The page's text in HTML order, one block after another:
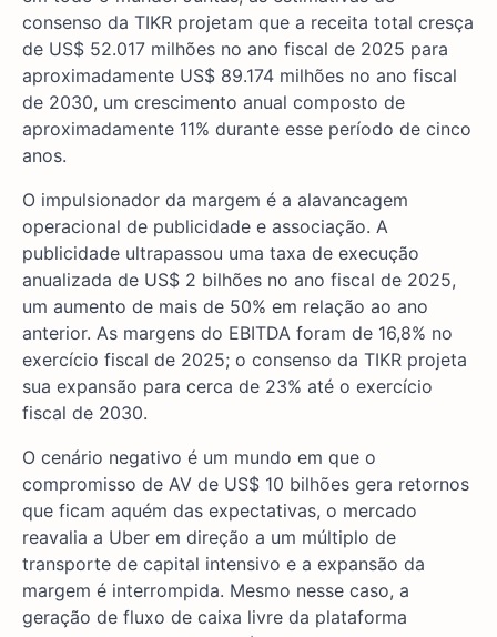
consenso da TIKR projetam que a receita total cresça
de US$ 52.017 milhões no ano fiscal de 2025 para
aproximadamente US$ 89.174 milhões no ano fiscal
de 2030, um crescimento anual composto de
aproximadamente 11% durante esse período de cinco
anos.
O impulsionador da margem é a alavancagem
operacional de publicidade e associação. A
publicidade ultrapassou uma taxa de execução
anualizada de US$ 2 bilhões no ano fiscal de 2025,
um aumento de mais de 50% em relação ao ano
anterior. As margens do EBITDA foram de 16,8% no
exercício fiscal de 2025; o consenso da TIKR projeta
sua expansão para cerca de 23% até o exercício
fiscal de 2030.
O cenário negativo é um mundo em que o
compromisso de AV de US$ 10 bilhões gera retornos
que ficam aquém das expectativas, o mercado
reavalia a Uber em direção a um múltiplo de
transporte de capital intensivo e a expansão da
margem é interrompida. Mesmo nesse caso, a
geração de fluxo de caixa livre da plataforma